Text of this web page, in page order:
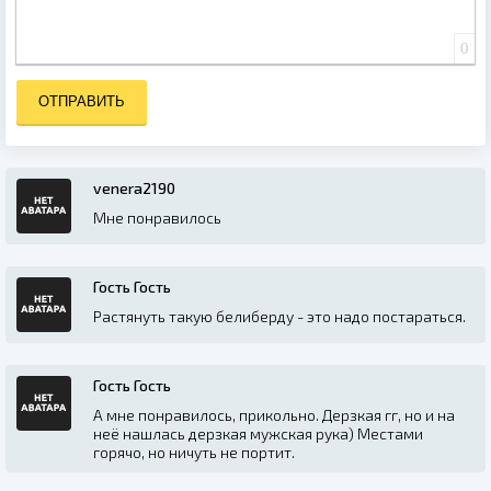
0
ОТПРАВИТЬ
venera2190
Мне понравилось
Гость Гость
Растянуть такую белиберду - это надо постараться.
Гость Гость
А мне понравилось, прикольно. Дерзкая гг, но и на
неё нашлась дерзкая мужская рука) Местами
горячо, но ничуть не портит.